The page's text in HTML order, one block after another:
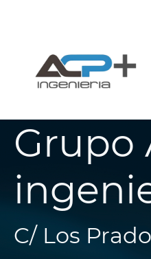
Grupo
C/ Los